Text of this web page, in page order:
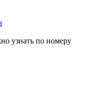
узнать по номеру